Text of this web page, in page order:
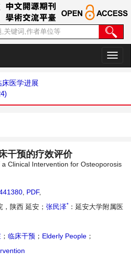
切
换
床医学进展
干预的疗效评价
Clinical Intervention for Osteoporosis
PDF,
，陕西 延安； 张民泽* ：延安大学附属医
； 临床干预 ； Elderly People ；